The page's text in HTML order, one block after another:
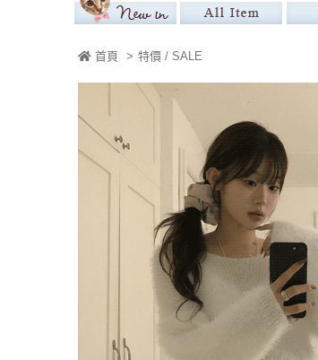
首頁 > 特價 / SALE